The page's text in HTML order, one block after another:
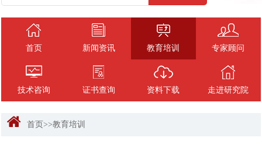
首页 新闻资讯 教育培训 专家顾问
技术咨询 证书查询 资料下载 走进研究院
首页>>教育培训